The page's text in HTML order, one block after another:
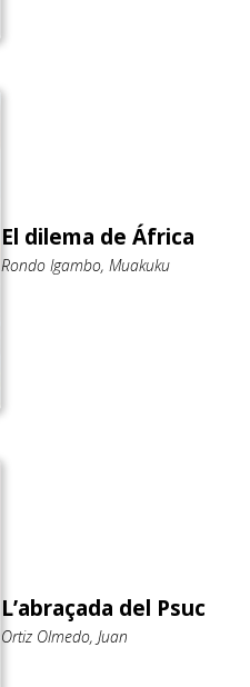
El dilema de África
Rondo Igambo, Muakuku
L’abraçada del Psuc
Ortiz Olmedo, Juan